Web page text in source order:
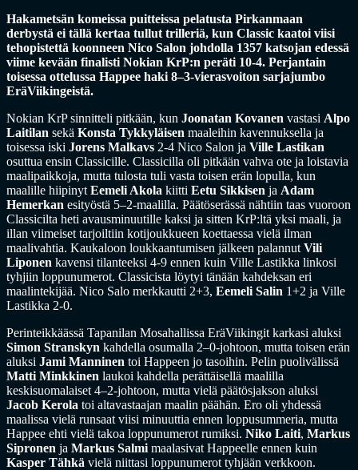
Hakametsän komeissa puitteissa pelatusta Pirkanmaan
derbystä ei tällä kertaa tullut trilleriä, kun Classic kaatoi viisi
tehopistettä koonneen Nico Salon johdolla 1357 katsojan edessä
viime kevään finalisti Nokian KrP:n peräti 10-4. Perjantain
toisessa ottelussa Happee haki 8–3-vierasvoiton sarjajumbo
EräViikingeistä.
Nokian KrP sinnitteli pitkään, kun Joonatan Kovanen vastasi Alpo
Laitilan sekä Konsta Tykkyläisen maaleihin kavennuksella ja
toisessa iski Jorens Malkavs 2-4 Nico Salon ja Ville Lastikan
osuttua ensin Classicille. Classicilla oli pitkään vahva ote ja loistavia
maalipaikkoja, mutta tulosta tuli vasta toisen erän lopulla, kun
maalille hiipinyt Eemeli Akola kiitti Eetu Sikkisen ja Adam
Hemerkan esityöstä 5–2-maalilla. Päätöserässä nähtiin taas vuoroon
Classicilta heti avausminuutille kaksi ja sitten KrP:ltä yksi maali, ja
illan viimeiset tarjoiltiin kotijoukkueen koettaessa vielä ilman
maalivahtia. Kaukaloon loukkaantumisen jälkeen palannut Vili
Liponen kavensi tilanteeksi 4-9 ennen kuin Ville Lastikka linkosi
tyhjiin loppunumerot. Classicista löytyi tänään kahdeksan eri
maalintekijää. Nico Salo merkkautti 2+3, Eemeli Salin 1+2 ja Ville
Lastikka 2-0.
Perinteikkäässä Tapanilan Mosahallissa EräViikingit karkasi aluksi
Simon Stranskyn kahdella osumalla 2–0-johtoon, mutta toisen erän
aluksi Jami Manninen toi Happeen jo tasoihin. Pelin puolivälissä
Matti Minkkinen laukoi kahdella perättäisellä maalilla
keskisuomalaiset 4–2-johtoon, mutta vielä päätösjakson aluksi
Jacob Kerola toi altavastaajan maalin päähän. Ero oli yhdessä
maalissa vielä runsaat viisi minuuttia ennen loppusummeria, mutta
Happee ehti vielä takoa loppunumerot rumiksi. Niko Laiti, Markus
Sipronen ja Markus Salmi maalasivat Happeelle ennen kuin
Kasper Tähkä vielä niittasi loppunumerot tyhjään verkkoon.